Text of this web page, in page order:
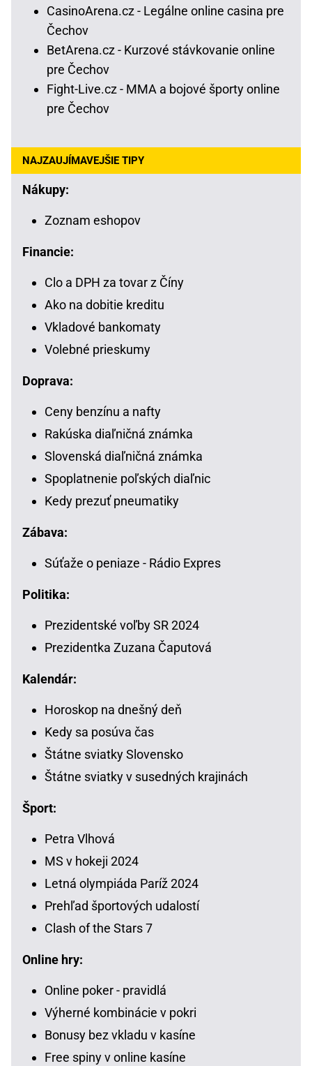
CasinoArena.cz - Legálne online casina pre
Čechov
BetArena.cz - Kurzové stávkovanie online
pre Čechov
Fight-Live.cz - MMA a bojové športy online
pre Čechov
NAJZAUJÍMAVEJŠIE TIPY
Nákupy:
Zoznam eshopov
Financie:
Clo a DPH za tovar z Číny
Ako na dobitie kreditu
Vkladové bankomaty
Volebné prieskumy
Doprava:
Ceny benzínu a nafty
Rakúska diaľničná známka
Slovenská diaľničná známka
Spoplatnenie poľských diaľnic
Kedy prezuť pneumatiky
Zábava:
Súťaže o peniaze - Rádio Expres
Politika:
Prezidentské voľby SR 2024
Prezidentka Zuzana Čaputová
Kalendár:
Horoskop na dnešný deň
Kedy sa posúva čas
Štátne sviatky Slovensko
Štátne sviatky v susedných krajinách
Šport:
Petra Vlhová
MS v hokeji 2024
Letná olympiáda Paríž 2024
Prehľad športových udalostí
Clash of the Stars 7
Online hry:
Online poker - pravidlá
Výherné kombinácie v pokri
Bonusy bez vkladu v kasíne
Free spiny v online kasíne